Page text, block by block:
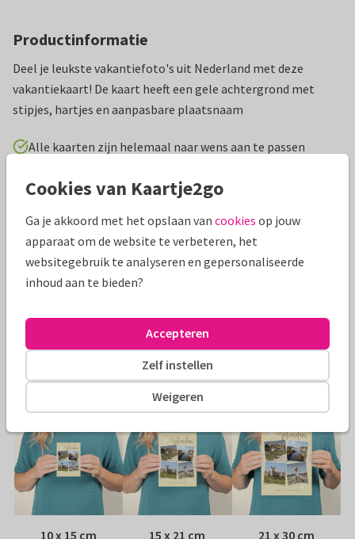
Productinformatie
Deel je leukste vakantiefoto's uit Nederland met deze
vakantiekaart! De kaart heeft een gele achtergrond met
stipjes, hartjes en aanpasbare plaatsnaam
Alle kaarten zijn helemaal naar wens aan te passen
Vakantiekaarten AnoukS Nederland
Specificaties bij deze kaart
Papiersoort: Kies uit 6 luxe papiersoorten
Adres: Achterop de kaart
Formaten
10 x 15 cm 15 x 21 cm 21 x 30 cm
Cookies van Kaartje2go
Ga je akkoord met het opslaan van cookies op jouw
apparaat om de website te verbeteren, het
websitegebruik te analyseren en gepersonaliseerde
inhoud aan te bieden?
Weigeren
Zelf instellen
Accepteren